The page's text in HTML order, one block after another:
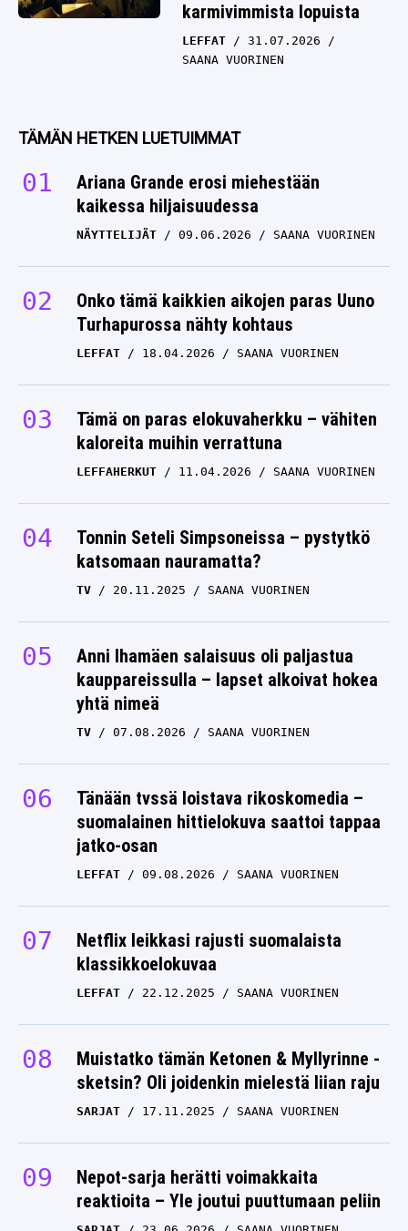
karmivimmista lopuista
LEFFAT
31.07.2026
SAANA VUORINEN
TÄMÄN HETKEN LUETUIMMAT
Ariana Grande erosi miehestään
kaikessa hiljaisuudessa
NÄYTTELIJÄT 09.06.2026 SAANA VUORINEN
Onko tämä kaikkien aikojen paras Uuno
Turhapurossa nähty kohtaus
LEFFAT 18.04.2026 SAANA VUORINEN
Tämä on paras elokuvaherkku – vähiten
kaloreita muihin verrattuna
LEFFAHERKUT 11.04.2026 SAANA VUORINEN
Tonnin Seteli Simpsoneissa – pystytkö
katsomaan nauramatta?
TV 20.11.2025 SAANA VUORINEN
Anni Ihamäen salaisuus oli paljastua
kauppareissulla – lapset alkoivat hokea
yhtä nimeä
TV 07.08.2026 SAANA VUORINEN
Tänään tvssä loistava rikoskomedia –
suomalainen hittielokuva saattoi tappaa
jatko-osan
LEFFAT 09.08.2026 SAANA VUORINEN
Netflix leikkasi rajusti suomalaista
klassikkoelokuvaa
LEFFAT 22.12.2025 SAANA VUORINEN
Muistatko tämän Ketonen & Myllyrinne -
sketsin? Oli joidenkin mielestä liian raju
SARJAT 17.11.2025 SAANA VUORINEN
Nepot-sarja herätti voimakkaita
reaktioita – Yle joutui puuttumaan peliin